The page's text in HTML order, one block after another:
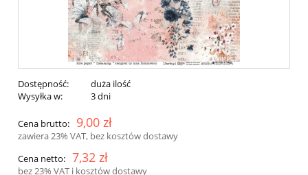
Dostępność:
duża ilość
Wysyłka w:
3 dni
Cena brutto: 9,00 zł
zawiera 23% VAT, bez kosztów dostawy
Cena netto: 7,32 zł
bez 23% VAT i kosztów dostawy